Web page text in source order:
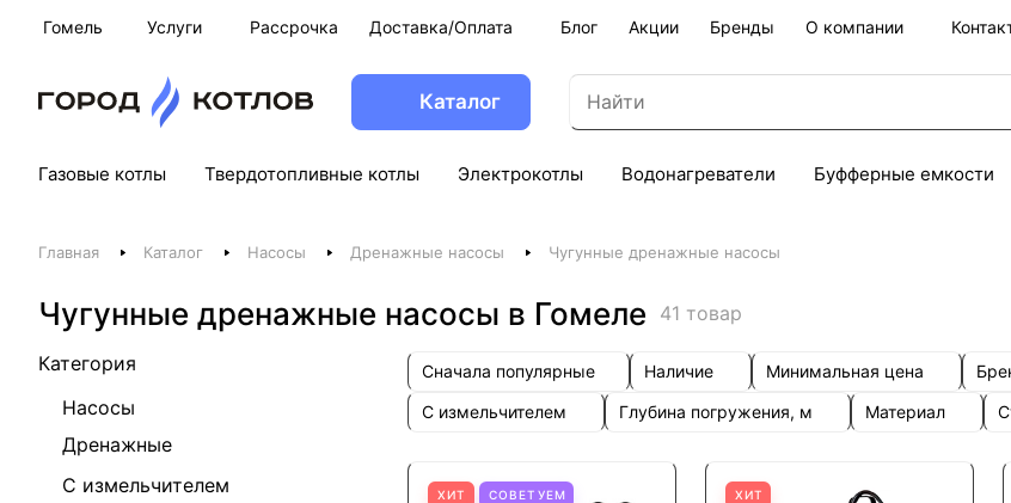
Гомель Услуги Рассрочка Доставка/Оплата Блог Акции Бренды О компании
Каталог
Газовые котлы Твердотопливные котлы Электрокотлы Водонагреватели Буфферные емкости
Главная Каталог Насосы Дренажные насосы Чугунные дренажные насосы
Чугунные дренажные насосы в Гомеле 41 товар
Категория
Насосы
Дренажные
С измельчителем
Сначала популярные Наличие Минимальная цена
С измельчителем
Глубина погружения, м Материал
ХИТ СОВЕТУЕМ ХИТ